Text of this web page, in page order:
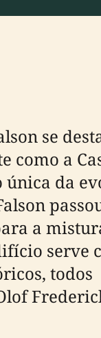
se
como a
da
a
serve
todos